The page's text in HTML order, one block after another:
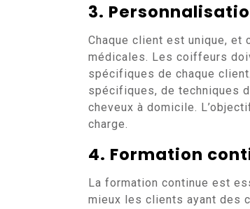
3.
Chaque client est unique, et
médicales. Les coiffeurs
spécifiques de chaque
spécifiques, de techniques
cheveux à domicile.
charge.
4. Formation
La formation continue est
mieux les clients ayant des